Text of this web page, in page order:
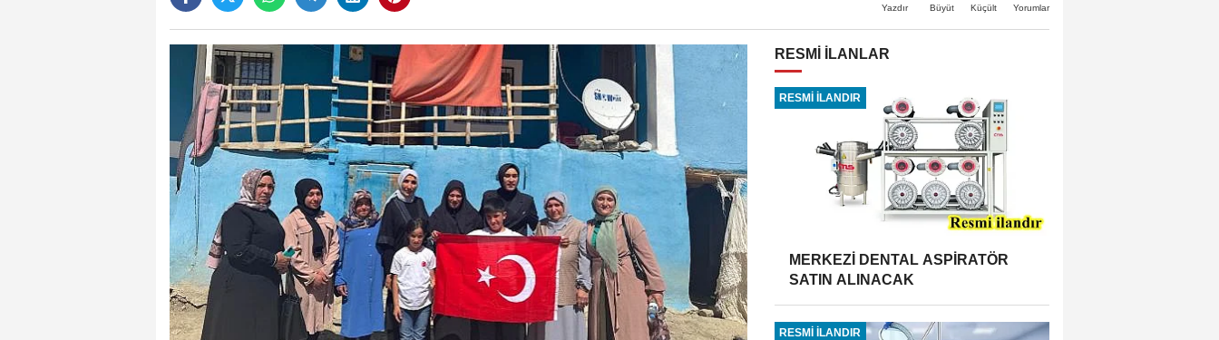
Yazdır Büyüt Küçült Yorumlar
RESMİ İLANLAR
RESMİ İLANDIR
MERKEZİ DENTAL ASPİRATÖR
SATIN ALINACAK
RESMİ İLANDIR